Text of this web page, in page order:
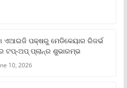
ଏଆଇଜି ପକ୍ଷରୁ ମେଡିକେୟାର ରିଜର୍ଭ
ଟପ୍‌-ଅପ୍ ପ୍ଲାନ୍‌ର ଶୁଭାରମ୍ଭ
10, 2026